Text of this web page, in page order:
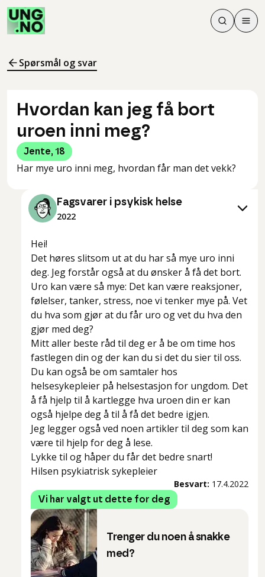
Søk
Søk
Meny
Spørsmål og svar
Hvordan kan jeg få bort
uroen inni meg?
Jente, 18
Har mye uro inni meg, hvordan får man det vekk?
Fagsvarer i psykisk helse
2022
Hei!
Det høres slitsom ut at du har så mye uro inni
deg. Jeg forstår også at du ønsker å få det bort.
Uro kan være så mye: Det kan være reaksjoner,
følelser, tanker, stress, noe vi tenker mye på. Vet
du hva som gjør at du får uro og vet du hva den
gjør med deg?
Mitt aller beste råd til deg er å be om time hos
fastlegen din og der kan du si det du sier til oss.
Du kan også be om samtaler hos
helsesykepleier på helsestasjon for ungdom. Det
å få hjelp til å kartlegge hva uroen din er kan
også hjelpe deg å til å få det bedre igjen.
Jeg legger også ved noen artikler til deg som kan
være til hjelp for deg å lese.
Lykke til og håper du får det bedre snart!
Hilsen psykiatrisk sykepleier
Besvart: 17.4.2022
Vi har valgt ut dette for deg
Trenger du noen å snakke
med?